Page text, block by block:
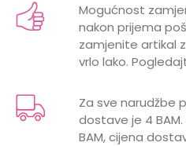
Brend
Email
Mogućnost
nakon prijema
zamjenite artikal
vrlo lako.
Za sve narudžbe
dostave je 4
BAM, cijena